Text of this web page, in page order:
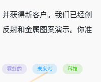
获得新客户。我们已经创
射和金属图案演示。你准
霓虹的 未来派 科技